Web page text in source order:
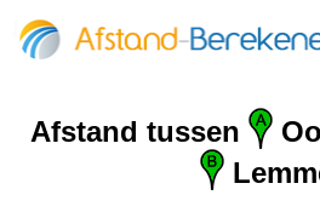
Afstand tussen